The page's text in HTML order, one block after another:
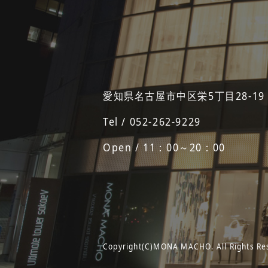
愛知県名古屋市中区栄5丁目28-
Tel / 052-262-9229
Open / 11：00～20：00
Copyright(C)MONA MACHO. All Rights